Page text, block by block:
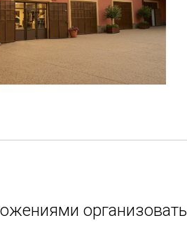
организовать